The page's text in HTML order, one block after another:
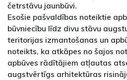
četrstāvu jaunbūvi.
Esošie pašvaldības noteiktie
būvniecību līdz divu stāvu
teritorijas izmantošanas un
noteikts, ka atkāpes no šajos
apbūves rādītājiem atļautas
augstvērtīgs arhitektūras